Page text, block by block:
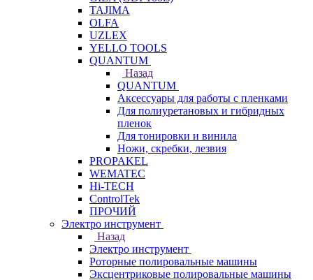
TAJIMA
OLFA
UZLEX
YELLO TOOLS
QUANTUM
Назад
QUANTUM
Аксессуары для работы с пленками
Для полиуретановых и гибридных
пленок
Для тонировки и винила
Ножи, скребки, лезвия
PROPAKEL
WEMATEC
Hi-TECH
ControlTek
ПРОЧИЙ
Электро инструмент
Назад
Электро инструмент
Роторные полировальные машины
Эксцентриковые полировальные машины